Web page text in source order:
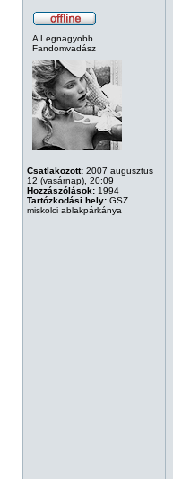
A Legnagyobb
Fandomvadász
Csatlakozott: 2007 augusztus
12 (vasárnap), 20:09
Hozzászólások: 1994
Tartózkodási hely: GSZ
miskolci ablakpárkánya